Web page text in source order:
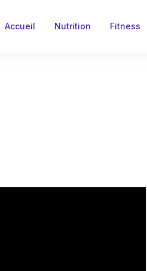
Accueil Nutrition Fitness